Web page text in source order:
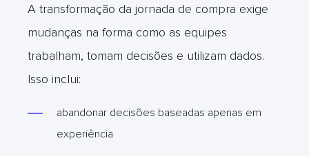
A transformação da jornada de compra exige
mudanças na forma como as equipes
trabalham, tomam decisões e utilizam dados.
Isso inclui:
abandonar decisões baseadas apenas em
experiência